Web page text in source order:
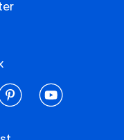
youtube